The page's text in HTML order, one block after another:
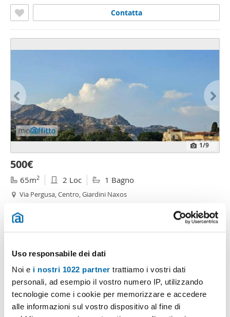
Uso responsabile dei dati
Noi e i nostri 1022 partner trattiamo i vostri dati
personali, ad esempio il vostro numero IP, utilizzando
tecnologie come i cookie per memorizzare e accedere
alle informazioni sul vostro dispositivo al fine di
Contatta
1/9
500€
65m2 2 Loc 1 Bagno
Via Pergusa, Centro, Giardini Naxos